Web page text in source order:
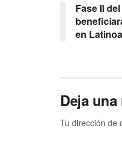
Fase II
en
Deja
Tu dirección de